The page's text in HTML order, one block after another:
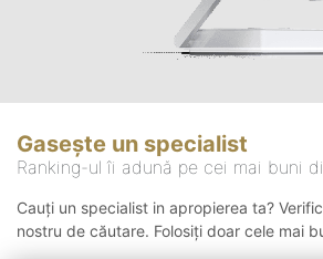
Gasește un specialist
Ranking-ul îi adună pe cei mai buni
Cauți un specialist in apropierea ta?
nostru de căutare. Folosiți doar cele mai